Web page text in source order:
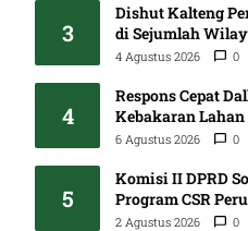
3
Dishut Kalteng
di Sejumlah
4 Agustus 2026 0
4
Respons Cepat
Kebakaran
6 Agustus 2026 0
5
Komisi II DPRD
Program CSR
2 Agustus 2026 0